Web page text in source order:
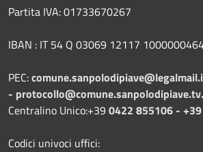
Partita IVA: 01733670267
IBAN : IT 54 Q 03069 12117
PEC:
-
Centralino Unico:+39 0422 855106 -
Codici univoci uffici: